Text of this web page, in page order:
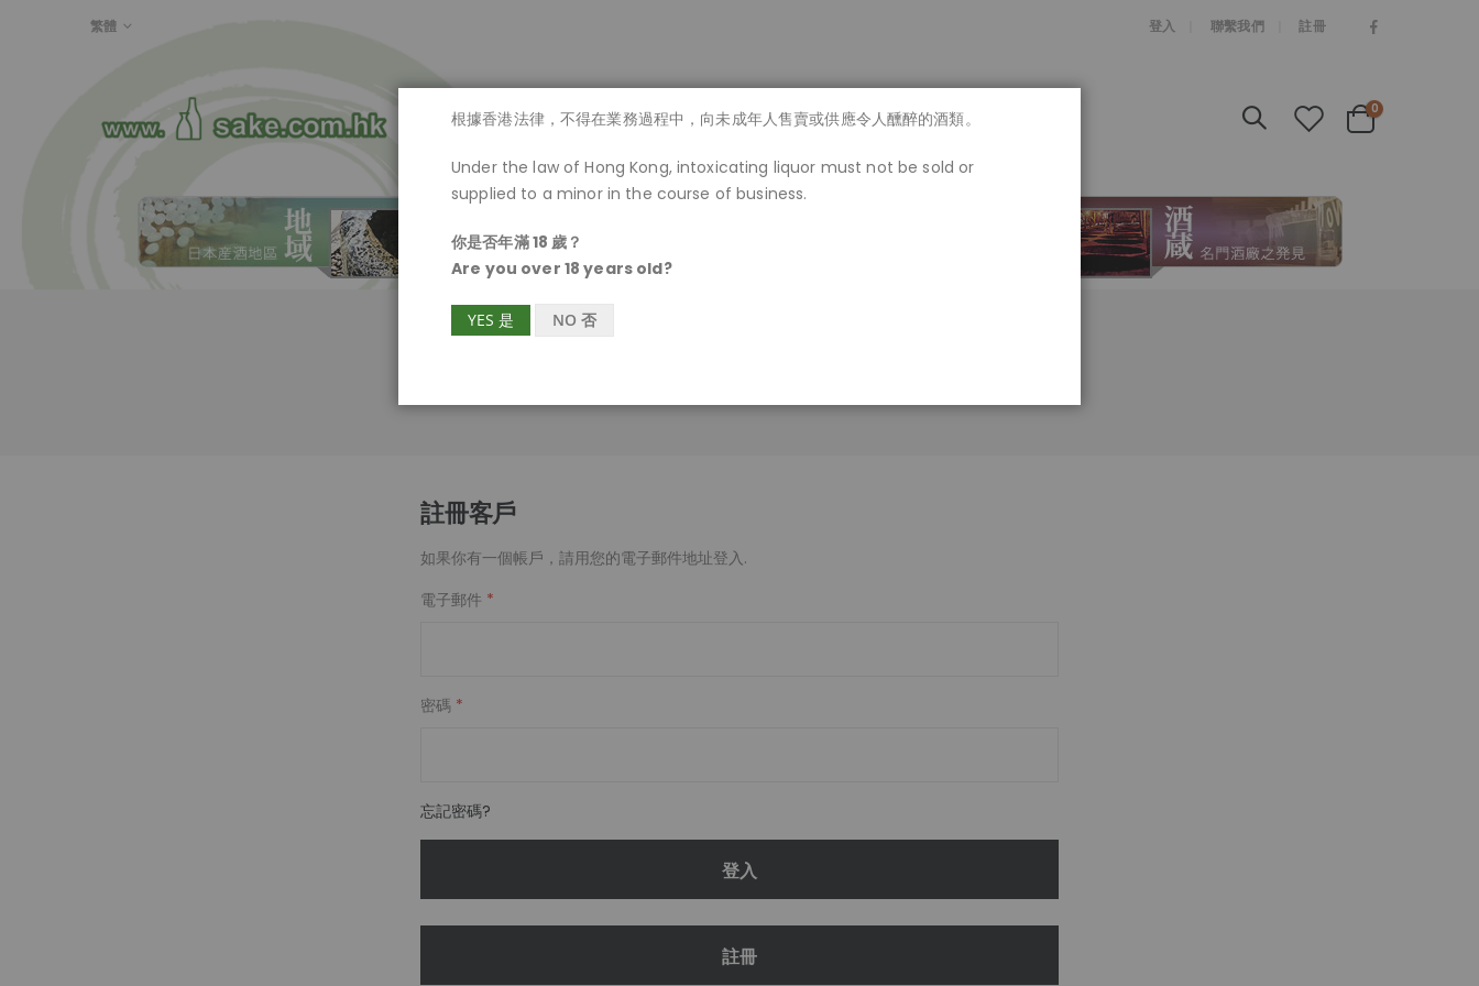
LANGUAGE
繁體 登入 聯繫我們 註冊
商品一覽 Cart
0items
註冊客戶
如果你有一個帳戶，請用您的電子郵件地址登入.
電子郵件
密碼
忘記密碼?
登入
註冊
根據香港法律，不得在業務過程中，向未成年人售賣或供應令人醺醉的酒類。
Under the law of Hong Kong, intoxicating liquor must not be sold or
supplied to a minor in the course of business.
你是否年滿 18 歲？
Are you over 18 years old?
YES 是 NO 否